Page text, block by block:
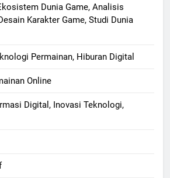
Dunia Game, Analisis
Karakter Game, Studi Dunia
Permainan, Hiburan Digital
Online
Digital, Inovasi Teknologi,